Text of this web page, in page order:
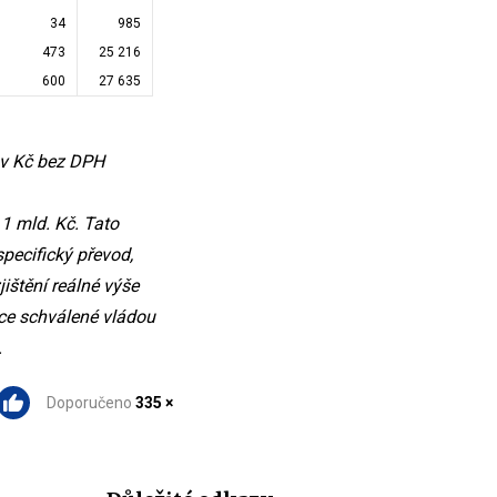
34
985
473
25 216
600
27 635
Kč bez DPH
mld. Kč. Tato
převod,
reálné výše
schválené vládou
Doporučeno 335 ×